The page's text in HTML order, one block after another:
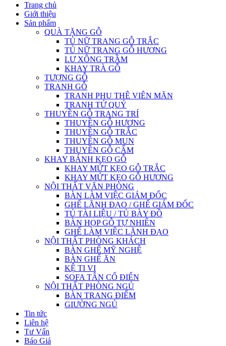
Trang chủ
Giới thiệu
Sản phẩm
QUÀ TẶNG GỖ
TỦ NỮ TRANG GỖ TRẮC
TỦ NỮ TRANG GỖ HƯƠNG
LƯ XÔNG TRẦM
KHAY TRÀ GỖ
TƯỢNG GỖ
TRANH GỖ
TRANH PHU THÊ VIÊN MÃN
TRANH TỨ QUÝ
THUYỀN GỖ TRANG TRÍ
THUYỀN GỖ HƯƠNG
THUYỀN GỖ TRẮC
THUYỀN GỖ MUN
THUYỀN GỖ CẨM
KHAY BÁNH KẸO GỖ
KHAY MỨT KẸO GỖ TRẮC
KHAY MỨT KẸO GỖ HƯƠNG
NỘI THẤT VĂN PHÒNG
BÀN LÀM VIỆC GIÁM ĐỐC
GHẾ LÃNH ĐẠO / GHẾ GIÁM ĐỐC
TỦ TÀI LIỆU / TỦ BÀY ĐỒ
BÀN HỌP GỖ TỰ NHIÊN
GHẾ LÀM VIỆC LÃNH ĐẠO
NỘI THẤT PHÒNG KHÁCH
BÀN GHẾ MỸ NGHỆ
BÀN GHẾ ĂN
KỆ TI VI
SOFA TÂN CỔ ĐIỂN
NỘI THẤT PHÒNG NGỦ
BÀN TRANG ĐIỂM
GIƯỜNG NGỦ
Tin tức
Liên hệ
Tư Vấn
Báo Giá